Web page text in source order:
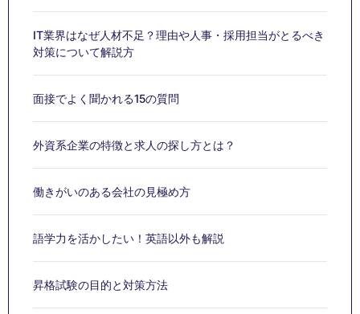
IT業界はなぜ人材不足？理由や人事・採用担当がとるべき
対策について解説方
面接でよく聞かれる15の質問
外資系企業の特徴と求人の探し方とは？
働きがいのある会社の見極め方
語学力を活かしたい！英語以外も解説
昇格試験の目的と対策方法